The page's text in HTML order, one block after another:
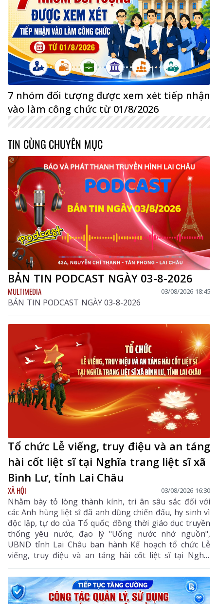
7 nhóm đối tượng được xem xét tiếp nhận
vào làm công chức từ 01/8/2026
TIN CÙNG CHUYÊN MỤC
BẢN TIN PODCAST NGÀY 03-8-2026
MULTIMEDIA 03/08/2026 18:45
BẢN TIN PODCAST NGÀY 03-8-2026
Tổ chức Lễ viếng, truy điệu và an táng
hài cốt liệt sĩ tại Nghĩa trang liệt sĩ xã
Bình Lư, tỉnh Lai Châu
XÃ HỘI 03/08/2026 16:30
Nhằm bày tỏ lòng thành kính, tri ân sâu sắc đối với
các Anh hùng liệt sĩ đã anh dũng chiến đấu, hy sinh vì
độc lập, tự do của Tổ quốc; đồng thời giáo dục truyền
thống yêu nước, đạo lý "Uống nước nhớ nguồn",
UBND tỉnh Lai Châu ban hành Kế hoạch tổ chức Lễ
viếng, truy điệu và an táng hài cốt liệt sĩ tại Nghĩa
trang liệt sĩ xã Bình Lư. Bộ Chỉ huy Quân sự tỉnh là
đơn vị chủ trì, phối hợp với các sở, ngành, địa phương
triển khai các nội dung, bảo đảm buổi lễ được tổ chức
trang nghiêm, trọng thể, đúng nghi thức.